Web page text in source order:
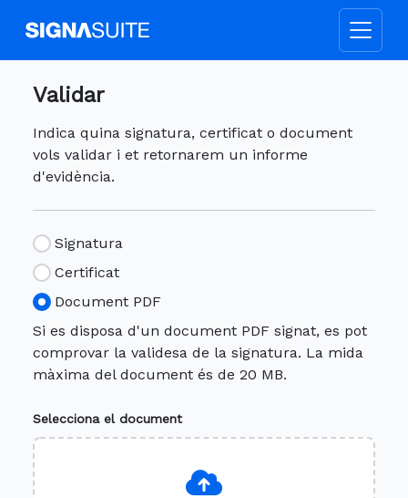
Validar
Indica quina signatura, certificat o document
vols validar i et retornarem un informe
d'evidència.
Signatura
Certificat
Document PDF
Si es disposa d'un document PDF signat, es pot
comprovar la validesa de la signatura. La mida
màxima del document és de 20 MB.
Selecciona el document